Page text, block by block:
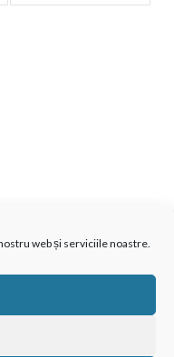
web și serviciile noastre.